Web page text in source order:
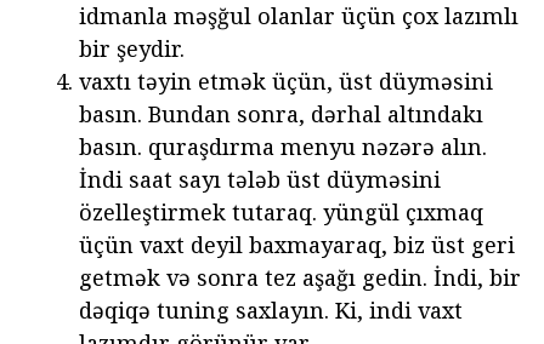
idmanla məşğul olanlar üçün çox lazımlı
bir şeydir.
vaxtı təyin etmək üçün, üst düyməsini
basın. Bundan sonra, dərhal altındakı
basın. quraşdırma menyu nəzərə alın.
İndi saat sayı tələb üst düyməsini
özelleştirmek tutaraq. yüngül çıxmaq
üçün vaxt deyil baxmayaraq, biz üst geri
getmək və sonra tez aşağı gedin. İndi, bir
dəqiqə tuning saxlayın. Ki, indi vaxt